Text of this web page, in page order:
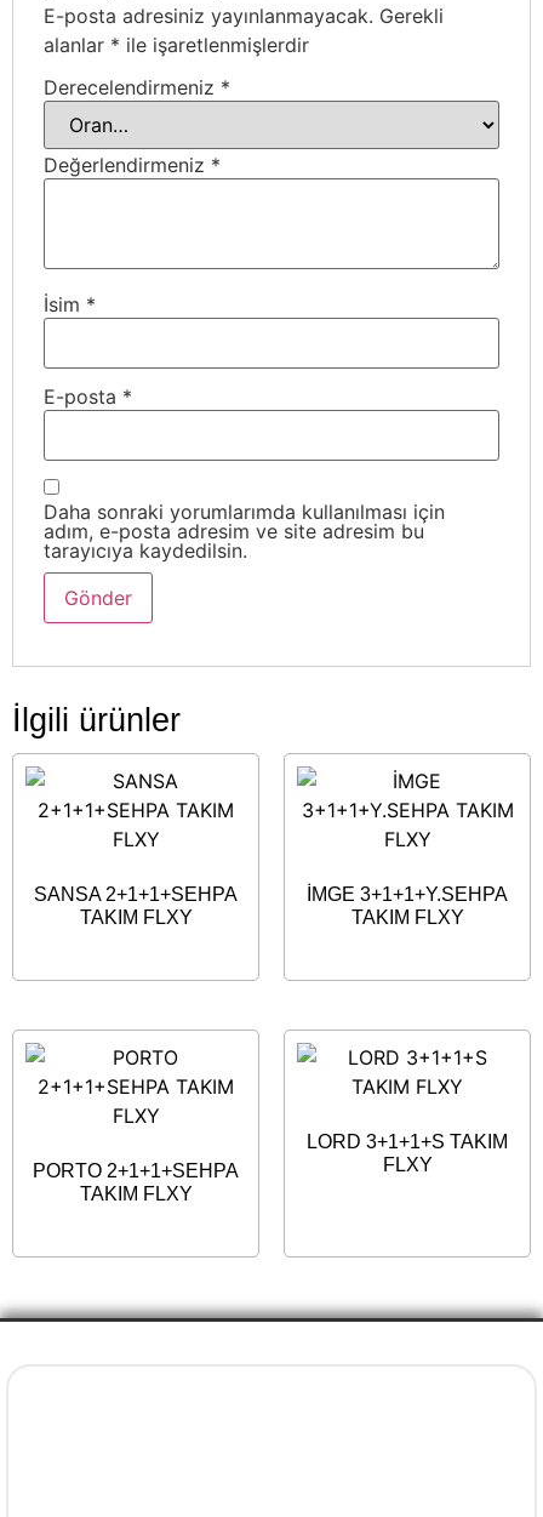
E-posta adresiniz yayınlanmayacak. Gerekli
alanlar * ile işaretlenmişlerdir
Derecelendirmeniz *
Değerlendirmeniz *
İsim *
E-posta *
Daha sonraki yorumlarımda kullanılması için
adım, e-posta adresim ve site adresim bu
tarayıcıya kaydedilsin.
İlgili ürünler
SANSA 2+1+1+SEHPA
TAKIM FLXY
İMGE 3+1+1+Y.SEHPA
TAKIM FLXY
PORTO 2+1+1+SEHPA
TAKIM FLXY
LORD 3+1+1+S TAKIM
FLXY